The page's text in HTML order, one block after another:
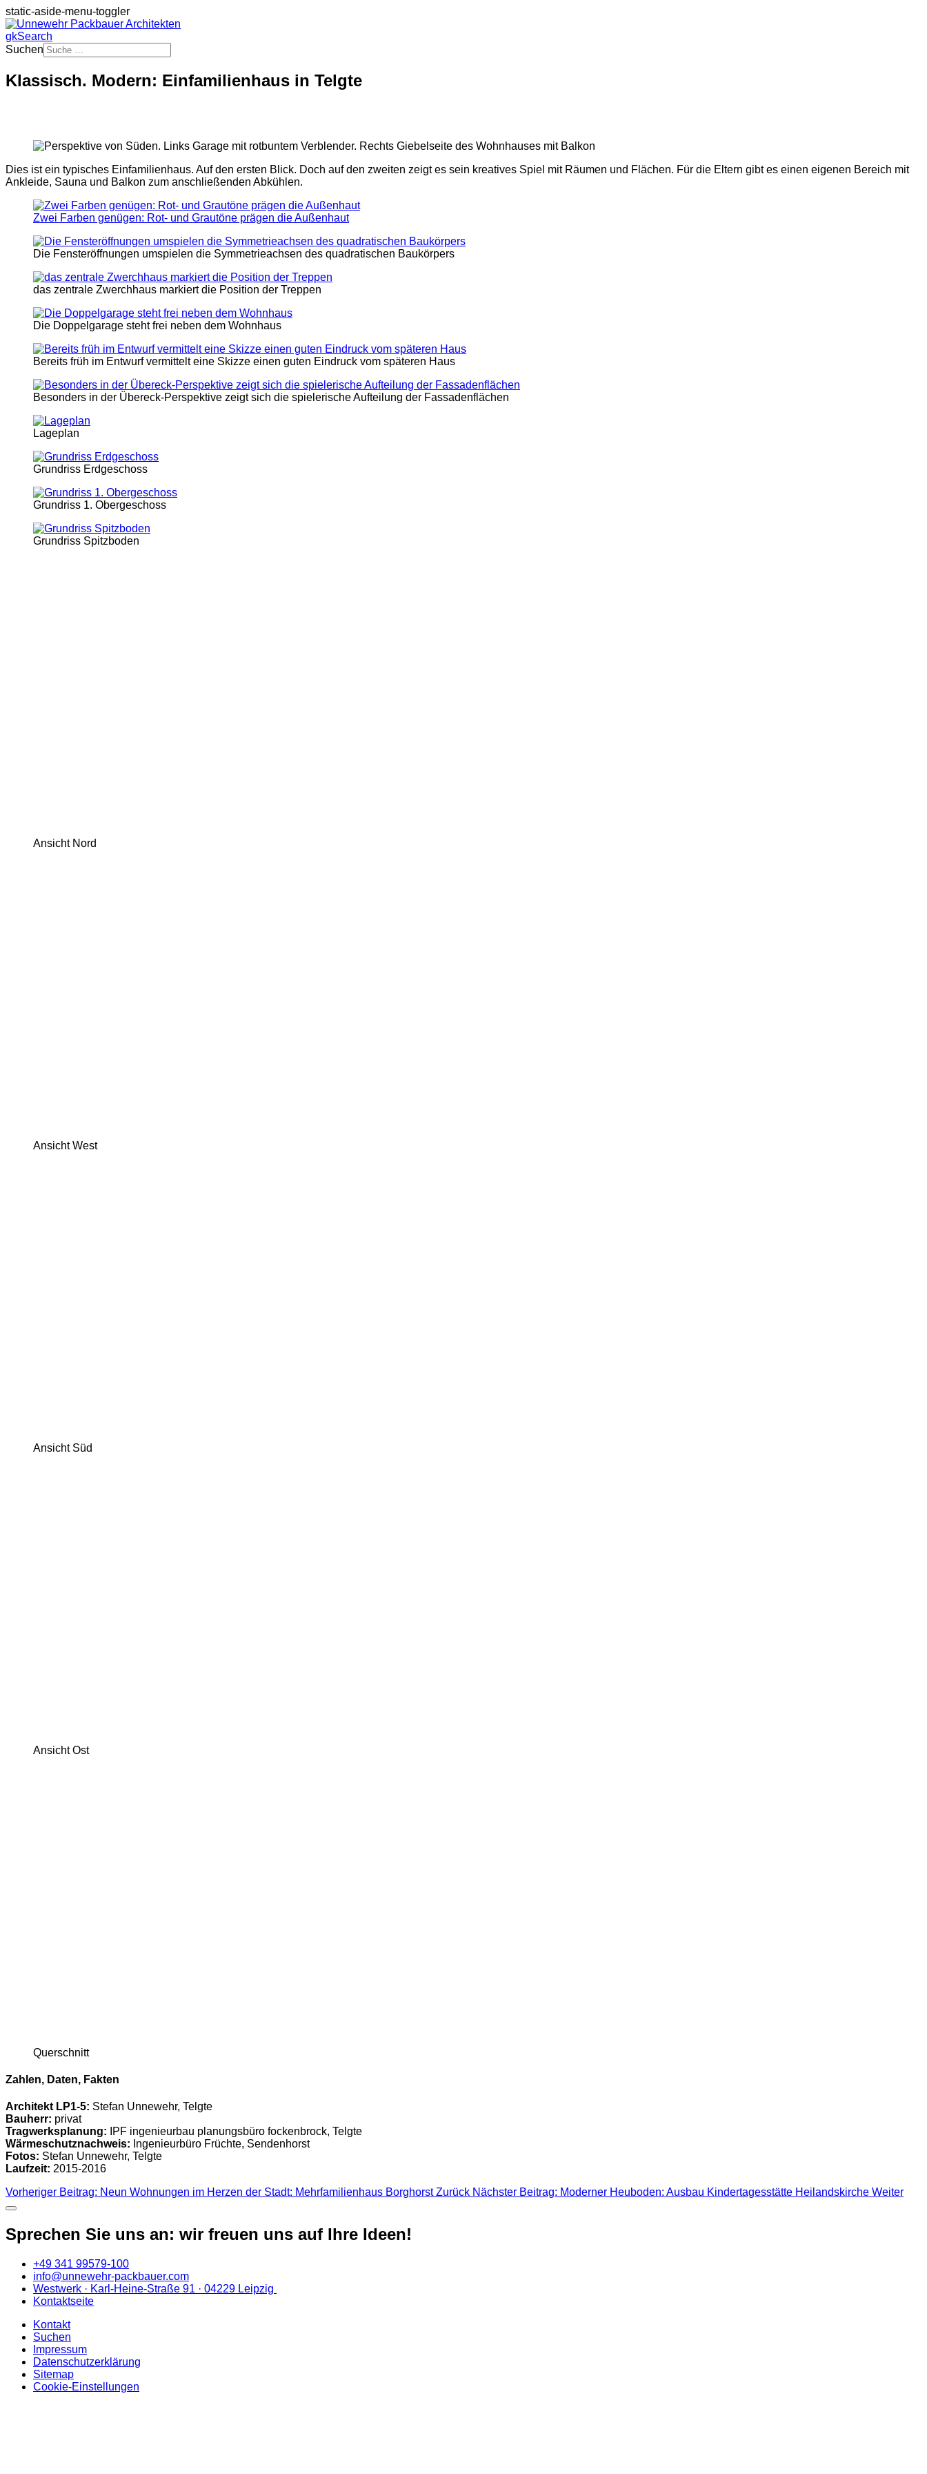
static-aside-menu-toggler
gkSearch
Suchen
Klassisch. Modern: Einfamilienhaus in Telgte
Dies ist ein typisches Einfamilienhaus. Auf den ersten Blick. Doch auf den zweiten zeigt es sein kreatives Spiel mit Räumen und Flächen. Für die Eltern gibt es einen eigenen Bereich mit
Ankleide, Sauna und Balkon zum anschließenden Abkühlen.
Zwei Farben genügen: Rot- und Grautöne prägen die Außenhaut
Die Fensteröffnungen umspielen die Symmetrieachsen des quadratischen Baukörpers
das zentrale Zwerchhaus markiert die Position der Treppen
Die Doppelgarage steht frei neben dem Wohnhaus
Bereits früh im Entwurf vermittelt eine Skizze einen guten Eindruck vom späteren Haus
Besonders in der Übereck-Perspektive zeigt sich die spielerische Aufteilung der Fassadenflächen
Lageplan
Grundriss Erdgeschoss
Grundriss 1. Obergeschoss
Grundriss Spitzboden
Ansicht Nord
Ansicht West
Ansicht Süd
Ansicht Ost
Querschnitt
Zahlen, Daten, Fakten
Architekt LP1-5: Stefan Unnewehr, Telgte
Bauherr: privat
Tragwerksplanung: IPF ingenieurbau planungsbüro fockenbrock, Telgte
Wärmeschutznachweis: Ingenieurbüro Früchte, Sendenhorst
Fotos: Stefan Unnewehr, Telgte
Laufzeit: 2015-2016
Vorheriger Beitrag: Neun Wohnungen im Herzen der Stadt: Mehrfamilienhaus BorghorstZurück Nächster Beitrag: Moderner Heuboden: Ausbau Kindertagesstätte Heilandskirche Weiter
Sprechen Sie uns an: wir freuen uns auf Ihre Ideen!
+49 341 99579-100
info@unnewehr-packbauer.com
Westwerk · Karl-Heine-Straße 91 · 04229 Leipzig
Kontaktseite
Kontakt
Suchen
Impressum
Datenschutzerklärung
Sitemap
Cookie-Einstellungen